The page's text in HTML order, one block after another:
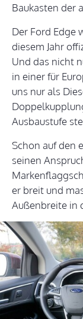
Baukasten der
Der Ford Edge
diesem Jahr
Und das nicht
in einer für
uns nur als
Ausbaustufe
Schon auf den
seinen
er breit und
Außenbreite in